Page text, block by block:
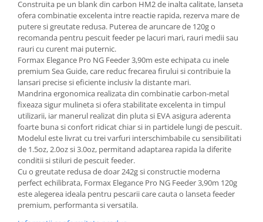
Construita pe un blank din carbon HM2 de inalta calitate, lanseta
ofera combinatie excelenta intre reactie rapida, rezerva mare de
putere si greutate redusa. Puterea de aruncare de 120g o
recomanda pentru pescuit feeder pe lacuri mari, rauri medii sau
rauri cu curent mai puternic.
Formax Elegance Pro NG Feeder 3,90m este echipata cu inele
premium Sea Guide, care reduc frecarea firului si contribuie la
lansari precise si eficiente inclusiv la distante mari.
Mandrina ergonomica realizata din combinatie carbon-metal
fixeaza sigur mulineta si ofera stabilitate excelenta in timpul
utilizarii, iar manerul realizat din pluta si EVA asigura aderenta
foarte buna si confort ridicat chiar si in partidele lungi de pescuit.
Modelul este livrat cu trei varfuri interschimbabile cu sensibilitati
de 1.5oz, 2.0oz si 3.0oz, permitand adaptarea rapida la diferite
conditii si stiluri de pescuit feeder.
Cu o greutate redusa de doar 242g si constructie moderna
perfect echilibrata, Formax Elegance Pro NG Feeder 3,90m 120g
este alegerea ideala pentru pescarii care cauta o lanseta feeder
premium, performanta si versatila.